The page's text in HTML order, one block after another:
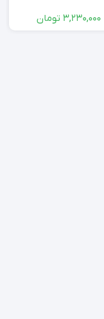
3,230,000 تومان